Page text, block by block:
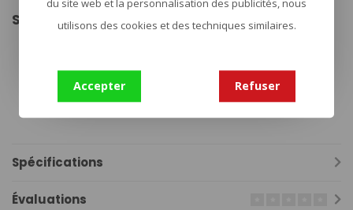
Specificaties:
'YKK' zips
Gewicht: 280 gram
Spécifications
Évaluations
du site web et la personnalisation des publicités, nous
utilisons des cookies et des techniques similaires.
Accepter Refuser